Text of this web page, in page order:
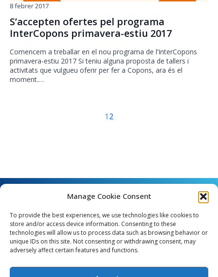
Manage Cookie Consent
To provide the best experiences, we use technologies like cookies to
store and/or access device information. Consenting to these
technologies will allow us to process data such as browsing behavior or
unique IDs on this site. Not consenting or withdrawing consent, may
adversely affect certain features and functions.
S’accepten ofertes pel programa
InterCopons primavera-estiu 2017
8 febrer 2017
Comencem a treballar en el nou programa de l’InterCopons
primavera-estiu 2017 Si teniu alguna proposta de tallers i
activitats que vulgueu oferir per fer a Copons, ara és el
moment.…
12
Angel Guimerà, 8 - 08289 Copons
e_mail: copons@copons.cat